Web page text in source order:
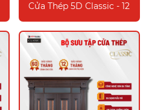
Cửa Thép 5D Classic - 12